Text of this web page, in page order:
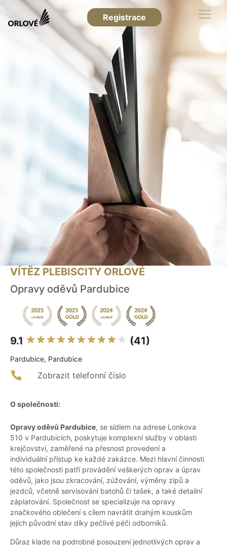
Registrace
VÍTĚZ PLEBISCITY ORLOVÉ
Opravy oděvů Pardubice
9.1 (41)
Pardubice, Pardubice
Zobrazit telefonní číslo
O společnosti:
Opravy oděvů Pardubice, se sídlem na adrese Lonkova
510 v Pardubicích, poskytuje komplexní služby v oblasti
krejčovství, zaměřené na přesnost provedení a
individuální přístup ke každé zakázce. Mezi hlavní činnosti
této společnosti patří provádění veškerých oprav a úprav
oděvů, jako jsou zkracování, zúžování, výměny zipů a
jezdců, včetně servisování batohů či tašek, a také detailní
záplatování. Společnost se specializuje na opravy
značkového oblečení s cílem navrátit drahým kouskům
jejich původní stav díky pečlivé péči odborníků.
Důraz klade na podrobné posouzení jednotlivých oprav a